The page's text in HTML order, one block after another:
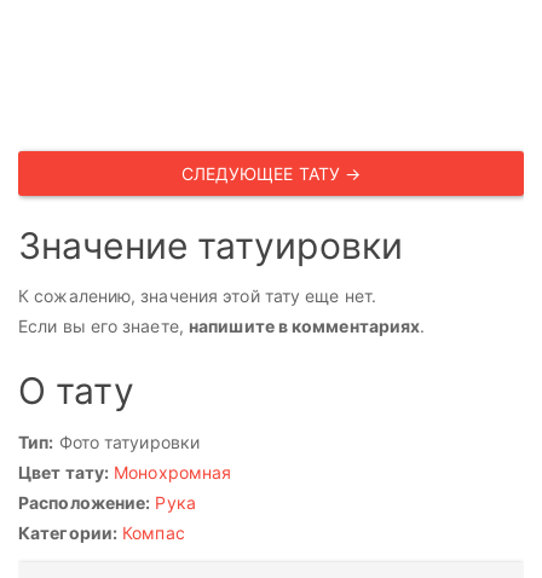
СЛЕДУЮЩЕЕ ТАТУ →
Значение татуировки
К сожалению, значения этой тату еще нет.
Если вы его знаете, напишите в комментариях.
О тату
Тип: Фото татуировки
Цвет тату: Монохромная
Расположение: Рука
Категории: Компас